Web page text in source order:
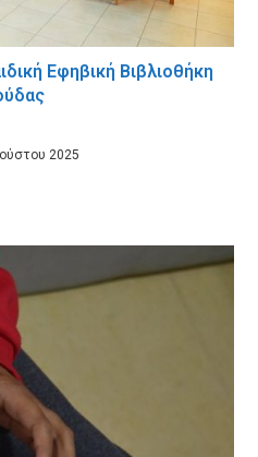
Εφηβική Βιβλιοθήκη
2025